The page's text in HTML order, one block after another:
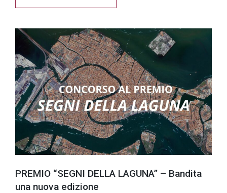
PREMIO “SEGNI DELLA LAGUNA” – Bandita
una nuova edizione